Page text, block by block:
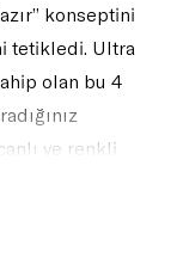
konseptini
tetikledi. Ultra
olan bu 4
ve renkli
doğal ve